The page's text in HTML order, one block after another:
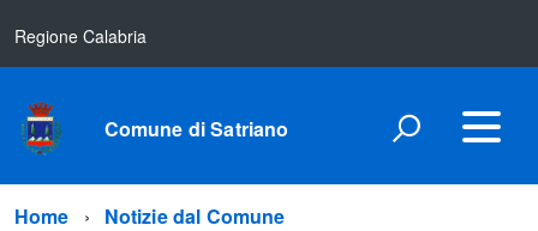
Regione Calabria
Comune di Satriano
Home Notizie dal Comune